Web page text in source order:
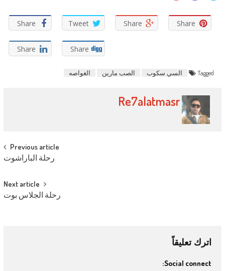
(فتح
في
نافذة
جديدة)
(فتح
في
نافذة
جديدة)
(فتح
جديدة)
Share Tweet Share Share
Share Share
Tagged السي سكوب الصب مارين الغواصه
Re7alatmasr
Previous article
رحلة الباراشوت
Next article
رحلة الجلاس بوت
اترك تعليقاً
Social connect: